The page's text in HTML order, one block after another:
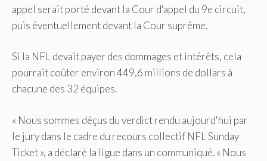
appel serait porté devant la Cour d'appel du 9e circuit,
puis éventuellement devant la Cour suprême.
Si la NFL devait payer des dommages et intérêts, cela
pourrait coûter environ 449,6 millions de dollars à
chacune des 32 équipes.
« Nous sommes déçus du verdict rendu aujourd'hui par
le jury dans le cadre du recours collectif NFL Sunday
Ticket », a déclaré la ligue dans un communiqué. « Nous